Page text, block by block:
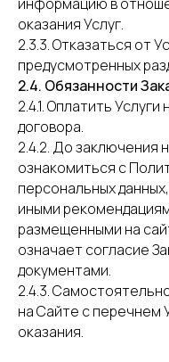
оказания Услуг.
2.3.3. Отказаться от
предусмотренных
2.4. Обязанности
2.4.1. Оплатить
договора.
2.4.2. До заключения
ознакомиться с
персональных
иными
размещенными на
означает согласие
документами.
2.4.3.
на Сайте с перечнем
оказания.